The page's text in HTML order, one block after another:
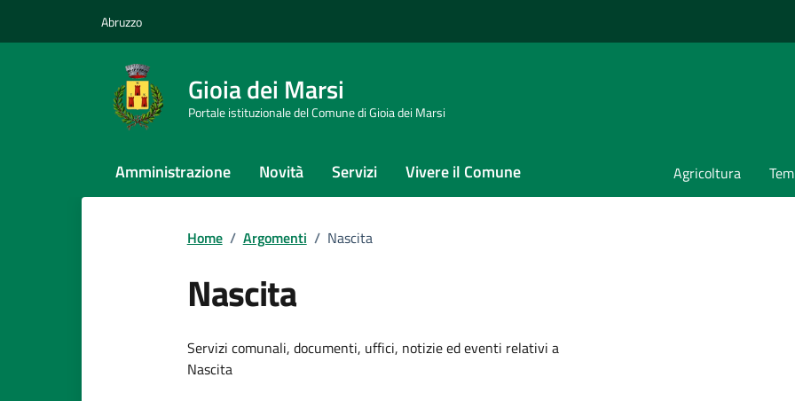
Abruzzo
Gioia dei Marsi
Portale istituzionale del Comune di Gioia dei Marsi
Amministrazione Novità Servizi Vivere il Comune Agricoltura
Home / Argomenti / Nascita
Nascita
Dettagli dell'argomento
Servizi comunali, documenti, uffici, notizie ed eventi relativi a
Nascita